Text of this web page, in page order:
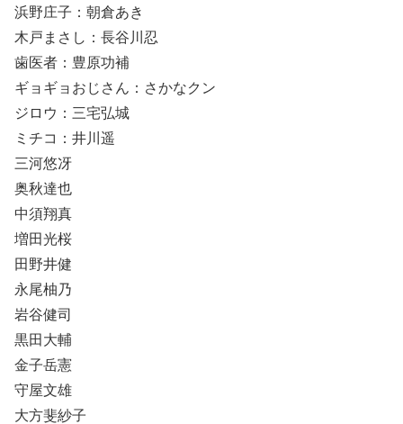
浜野庄子：朝倉あき
木戸まさし：長谷川忍
歯医者：豊原功補
ギョギョおじさん：さかなクン
ジロウ：三宅弘城
ミチコ：井川遥
三河悠冴
奥秋達也
中須翔真
増田光桜
田野井健
永尾柚乃
岩谷健司
黒田大輔
金子岳憲
守屋文雄
大方斐紗子